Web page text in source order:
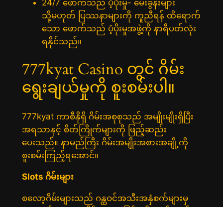
24/7 ဖောက်သည် ပံ့ပိုးမှု- မေးခွန်းများ
သို့မဟုတ် ပြဿနာများကို ကူညီရန် ထိရောက်
သော ဖောက်သည် ပံ့ပိုးမှုအဖွဲ့ကို နာရီပတ်လုံး
ရနိုင်သည်။
777kyat Casino တွင် ဂိမ်း
ရွေးချယ်မှုကို စူးစမ်းပါ။
777kyat ကာစီနိုရှိ ဂိမ်းအစုစုသည် အမျိုးမျိုးရှိပြီး
အရသာနှင့် စိတ်ကြိုက်များကို ဖြည့်ဆည်း
ပေးသည်။ နာမည်ကြီး ဂိမ်းအမျိုးအစားအချို့ကို
စူးစမ်းကြည့်ရအောင်။
Slots ဂိမ်းများ
စလော့ဂိမ်းများသည် ဂန္ထဝင်အသီးအနှံစက်များမှ